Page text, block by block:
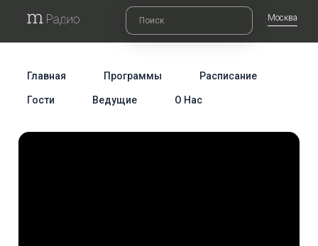
Москва
Главная Программы Расписание
Гости Ведущие О Нас